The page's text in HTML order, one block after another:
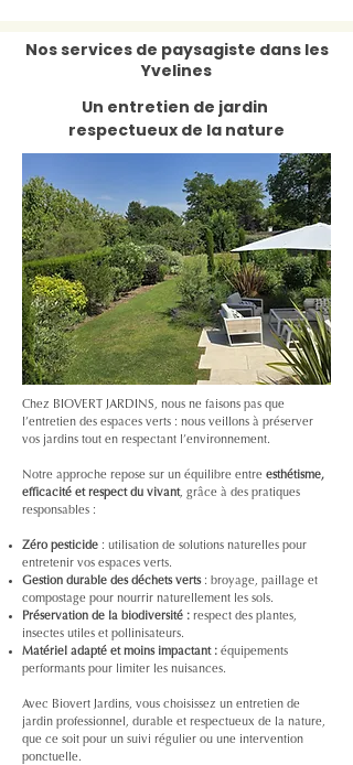
Nos services de paysagiste dans les
Yvelines
Un entretien de jardin
respectueux de la nature
Chez BIOVERT JARDINS, nous ne faisons pas que
l’entretien des espaces verts : nous veillons à préserver
vos jardins tout en respectant l’environnement.
Notre approche repose sur un équilibre entre esthétisme,
efficacité et respect du vivant, grâce à des pratiques
responsables :
Zéro pesticide : utilisation de solutions naturelles pour
entretenir vos espaces verts.
Gestion durable des déchets verts: broyage, paillage et
compostage pour nourrir naturellement les sols.
Préservation de la biodiversité : respect des plantes,
insectes utiles et pollinisateurs.
Matériel adapté et moins impactant : équipements
performants pour limiter les nuisances.
Avec Biovert Jardins, vous choisissez un entretien de
jardin professionnel, durable et respectueux de la nature,
que ce soit pour un suivi régulier ou une intervention
ponctuelle.